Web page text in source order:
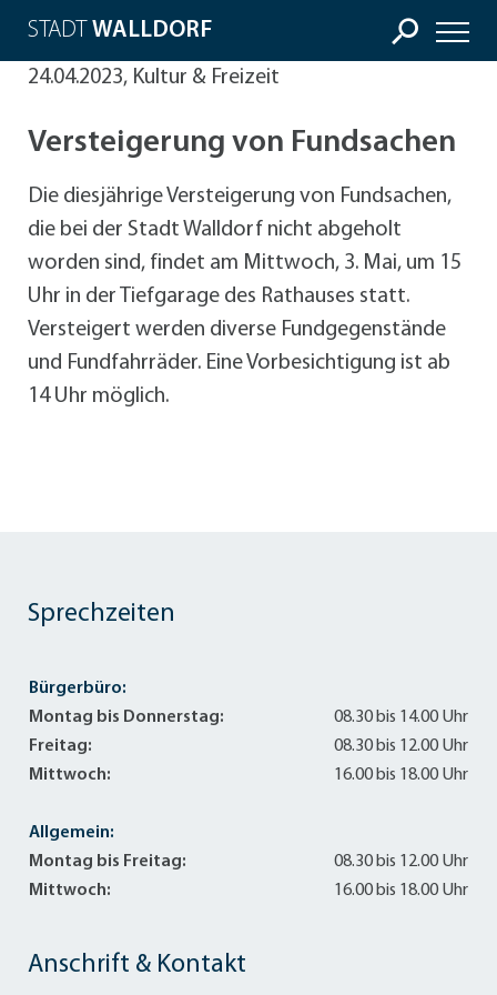
STADT WALLDORF
24.04.2023, Kultur & Freizeit
Versteigerung von Fundsachen
Die diesjährige Versteigerung von Fundsachen,
die bei der Stadt Walldorf nicht abgeholt
worden sind, findet am Mittwoch, 3. Mai, um 15
Uhr in der Tiefgarage des Rathauses statt.
Versteigert werden diverse Fundgegenstände
und Fundfahrräder. Eine Vorbesichtigung ist ab
14 Uhr möglich.
Anschrift & Kontakt
Sprechzeiten
Bürgerbüro:
Montag bis Donnerstag:
08.30 bis 14.00 Uhr
Freitag:
08.30 bis 12.00 Uhr
Mittwoch:
16.00 bis 18.00 Uhr
Allgemein:
Montag bis Freitag:
08.30 bis 12.00 Uhr
Mittwoch:
16.00 bis 18.00 Uhr